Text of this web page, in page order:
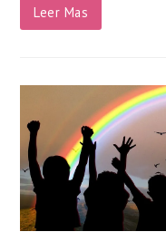
Leer Mas